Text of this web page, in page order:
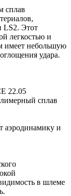
сплав
LS2. Этот
легкостью и
имеет небольшую
удара.
22.05
сплав
аэродинамику и
в шлеме